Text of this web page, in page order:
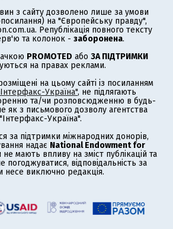
з сайту дозволено лише за умови
на "Європейську правду",
Републікація повного тексту
та колонок - заборонена.
PROMOTED або ЗА ПІДТРИМКИ
на правах реклами.
на цьому сайті із посиланням
Україна", не підлягають
та/чи розповсюдженню в будь-
як з письмового дозволу агентства
"Інтерфакс-Україна".
за підтримки міжнародних донорів,
надає National Endowment for
мають впливу на зміст публікацій та
погоджуватися, відповідальність за
несе виключно редакція.